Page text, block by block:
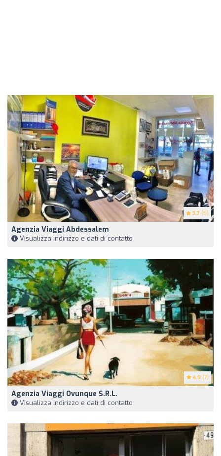
3.7 (6)
Agenzia Viaggi Abdessalem
Visualizza indirizzo e dati di contatto
4.9 (7)
Agenzia Viaggi Ovunque S.R.L.
Visualizza indirizzo e dati di contatto